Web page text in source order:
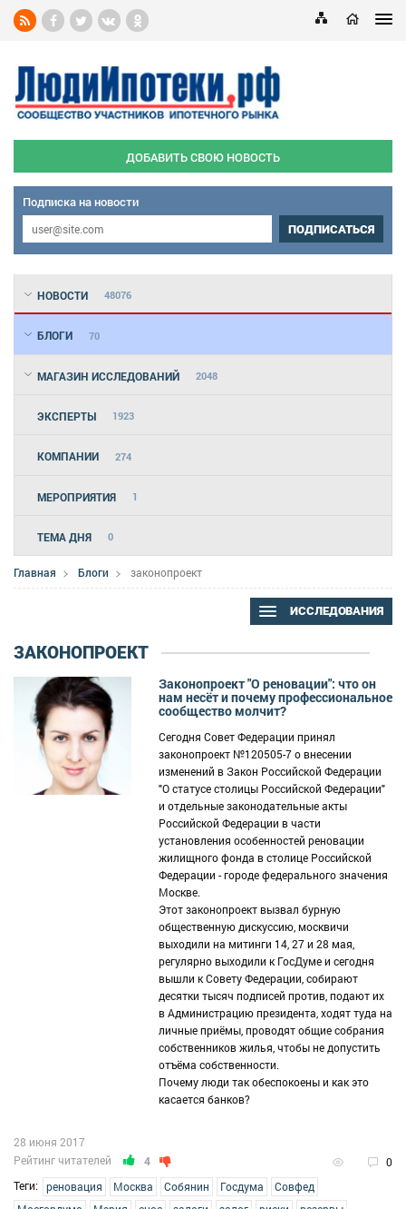
ДОБАВИТЬ СВОЮ НОВОСТЬ
Подписка на новости
ПОДПИСАТЬСЯ
НОВОСТИ 48076
БЛОГИ 70
МАГАЗИН ИССЛЕДОВАНИЙ 2048
ЭКСПЕРТЫ 1923
КОМПАНИИ 274
МЕРОПРИЯТИЯ 1
ТЕМА ДНЯ 0
Главная Блоги законопроект
ИССЛЕДОВАНИЯ
ЗАКОНОПРОЕКТ
Законопроект "О реновации": что он
нам несёт и почему профессиональное
сообщество молчит?
Сегодня Совет Федерации принял
законопроект №120505-7 о внесении
изменений в Закон Российской Федерации
"О статусе столицы Российской Федерации"
и отдельные законодательные акты
Российской Федерации в части
установления особенностей реновации
жилищного фонда в столице Российской
Федерации - городе федерального значения
Москве.
Этот законопроект вызвал бурную
общественную дискуссию, москвичи
выходили на митинги 14, 27 и 28 мая,
регулярно выходили к ГосДуме и сегодня
вышли к Совету Федерации, собирают
десятки тысяч подписей против, подают их
в Администрацию президента, ходят туда на
личные приёмы, проводят общие собрания
собственников жилья, чтобы не допустить
отъёма собственности.
Почему люди так обеспокоены и как это
касается банков?
Рейтинг читателей 4 0
28 июня 2017
Теги: реновация Москва Собянин Госдума
Совфед